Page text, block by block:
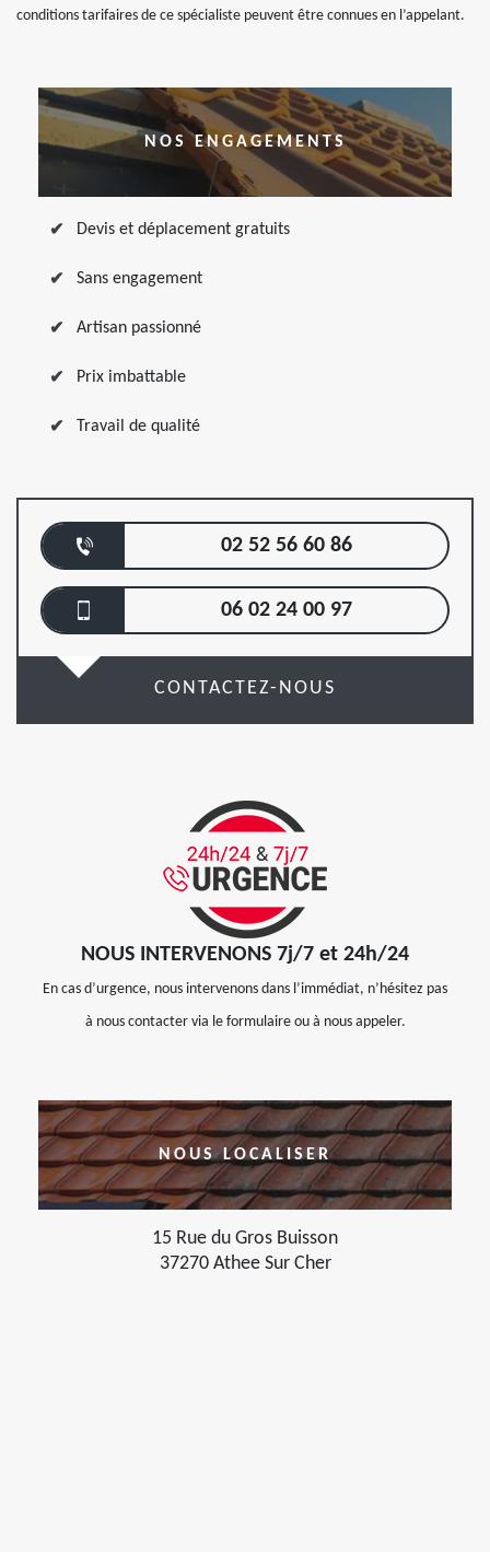
conditions tarifaires de ce spécialiste peuvent être connues en l’appelant.
NOS ENGAGEMENTS
Devis et déplacement gratuits
Sans engagement
Artisan passionné
Prix imbattable
Travail de qualité
02 52 56 60 86
06 02 24 00 97
CONTACTEZ-NOUS
NOUS INTERVENONS 7j/7 et 24h/24
En cas d’urgence, nous intervenons dans l’immédiat, n’hésitez pas
à nous contacter via le formulaire ou à nous appeler.
NOUS LOCALISER
15 Rue du Gros Buisson
37270 Athee Sur Cher